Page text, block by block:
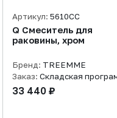
Артикул: 5610CC
Q Смеситель для
раковины, хром
Бренд: TREEMME
Заказ: Складская
33 440 ₽